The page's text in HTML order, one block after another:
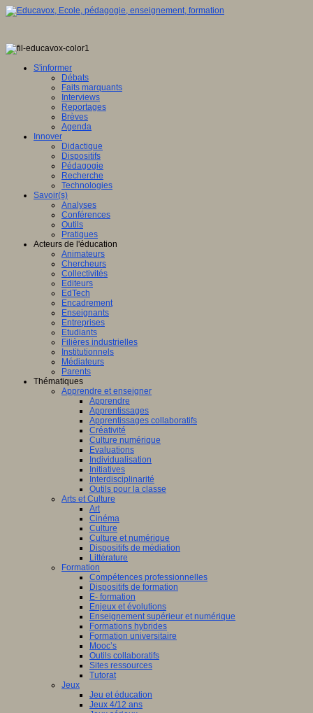
S'informer
Débats
Faits marquants
Interviews
Reportages
Brèves
Agenda
Innover
Didactique
Dispositifs
Pédagogie
Recherche
Technologies
Savoir(s)
Analyses
Conférences
Outils
Pratiques
Acteurs de l'éducation
Animateurs
Chercheurs
Collectivités
Editeurs
EdTech
Encadrement
Enseignants
Entreprises
Etudiants
Filières industrielles
Institutionnels
Médiateurs
Parents
Thématiques
Apprendre et enseigner
Apprendre
Apprentissages
Apprentissages collaboratifs
Créativité
Culture numérique
Evaluations
Individualisation
Initiatives
Interdisciplinarité
Outils pour la classe
Arts et Culture
Art
Cinéma
Culture
Culture et numérique
Dispositifs de médiation
Littérature
Formation
Compétences professionnelles
Dispositifs de formation
E- formation
Enjeux et évolutions
Enseignement supérieur et numérique
Formations hybrides
Formation universitaire
Mooc’s
Outils collaboratifs
Sites ressources
Tutorat
Jeux
Jeu et éducation
Jeux 4/12 ans